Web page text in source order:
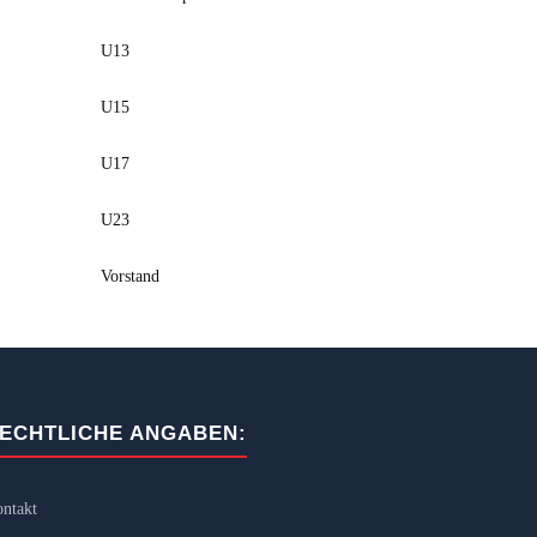
U13
U15
U17
U23
Vorstand
ANGABEN: